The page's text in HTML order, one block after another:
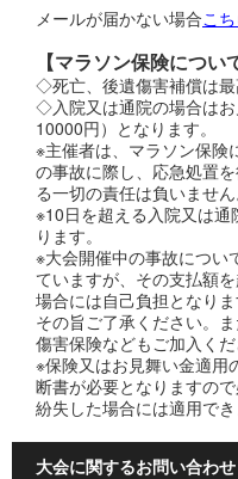
メールが届かない場合こ
【マラソン保険につい
◇死亡、後遺傷害補償は最
◇入院又は通院の場合は
10000円）となります。
※主催者は、マラソン保険
の事故に際し、応急処置
る一切の責任は負いません
※10日を超える入院又は
ります。
※大会開催中の事故につい
ていますが、その支払額
場合には自己負担となりま
その旨ご了承ください。
傷害保険などもご加入くだ
※保険又はお見舞い金適用
断書が必要となりますので
紛失した場合には適用でき
大会に関するお問い合わせ